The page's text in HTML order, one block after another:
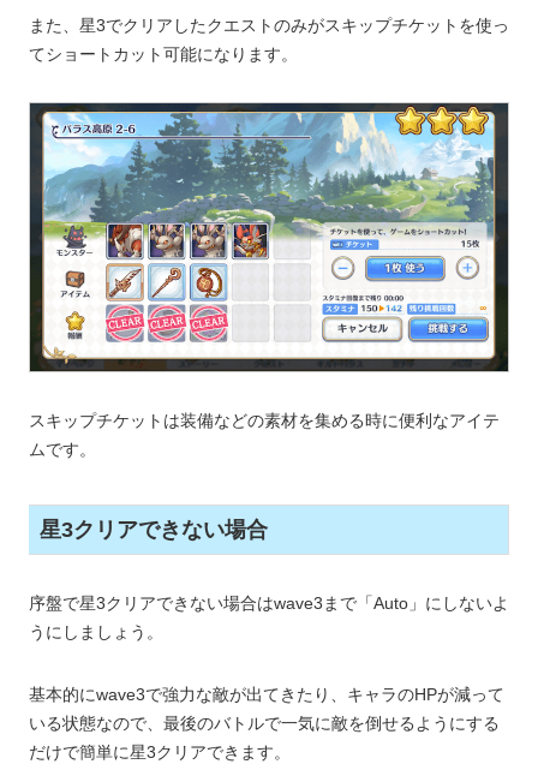
また、星3でクリアしたクエストのみがスキップチケットを使っ
てショートカット可能になります。
スキップチケットは装備などの素材を集める時に便利なアイテ
ムです。
星3クリアできない場合
序盤で星3クリアできない場合はwave3まで「Auto」にしないよ
うにしましょう。
基本的にwave3で強力な敵が出てきたり、キャラのHPが減って
いる状態なので、最後のバトルで一気に敵を倒せるようにする
だけで簡単に星3クリアできます。